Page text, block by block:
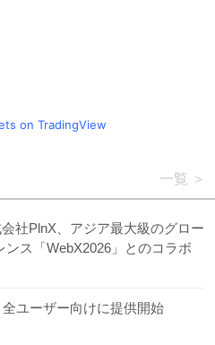
on TradingView
一覧
社PlnX、アジア最大級のグロー
ンス「WebX2026」とのコラボ
ユーザー向けに提供開始